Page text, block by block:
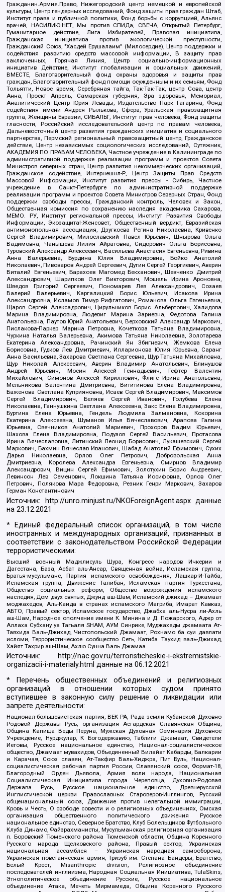
Гражданин.Армия.Право, Нижегородский центр немецкой и европейской
культуры, Центр гендерных исследований, Фонд защиты прав граждан Штаб,
Институт права и публичной политики, Фонд борьбы с коррупцией, Альянс
врачей, НАСИЛИЮ.НЕТ, Мы против СПИДа, СВЕЧА, Открытый Петербург,
Гуманитарное действие, Лига Избирателей, Правовая инициатива,
Гражданская инициатива против экологической преступности,
Гражданский Союз, "Хасдей Ерушалаим" (Милосердие), Центр поддержки и
содействия развитию средств массовой информации, В защиту прав
заключенных, Горячая Линия, Центр социально-информационных
инициатив Действие, Институт глобализации и социальных движений,
ВМЕСТЕ, Благотворительный фонд охраны здоровья и защиты прав
граждан, Благотворительный фонд помощи осужденным и их семьям, Фонд
Тольятти, Новое время, Серебряная тайга, Так-Так-Так, центр Сова, центр
Анна, Проект Апрель, Самарская губерния, Эра здоровья, Мемориал,
Аналитический Центр Юрия Левады, Издательство Парк Гагарина, Фонд
содействия имени Андрея Рылькова, Сфера, Уральская правозащитная
группа, Женщины Евразии, СИБАЛЬТ, Институт прав человека, Фонд защиты
гласности, Российский исследовательский центр по правам человека,
Дальневосточный центр развития гражданских инициатив и социального
партнерства, Пермский региональный правозащитный центр, Гражданское
действие, Центр независимых социологических исследований, Сутяжник,
АКАДЕМИЯ ПО ПРАВАМ ЧЕЛОВЕКА, Частное учреждение в Калининграде по
административной поддержке реализации программ и проектов Совета
Министров северных стран, Центр развития некоммерческих организаций,
Гражданское содействие, Интернешнл-Р, Центр Защиты Прав Средств
Массовой Информации, Институт развития прессы - Сибирь, Частное
учреждение в Санкт-Петербурге по административной поддержке
реализации программ и проектов Совета Министров Северных Стран, Фонд
поддержки свободы прессы, Гражданский контроль, Человек и Закон,
Общественная комиссия по сохранению наследия академика Сахарова,
МЕМО. РУ, Институт региональной прессы, Институт Развития Свободы
Информации, Экозащита!-Женсовет, Общественный вердикт, Евразийская
антимонопольная ассоциация, Дзугкоева Регина Николаевна, Кривенко
Сергей Владимирович, Милославский Павел Юрьевич, Шнырова Ольга
Вадимовна, Чанышева Лилия Айратовна, Сидорович Ольга Борисовна,
Туровский Александр Алексеевич, Васильева Анастасия Евгеньевна, Ривина
Анна Валерьевна, Бурдина Юлия Владимировна, Бойко Анатолий
Николаевич, Пивоваров Андрей Сергеевич, Дугин Сергей Георгиевич, Аверин
Виталий Евгеньевич, Барахоев Магомед Бекханович, Шевченко Дмитрий
Александрович, Шарипков Олег Викторович, Мошель Ирина Ароновна,
Шведов Григорий Сергеевич, Пономарев Лев Александрович, Созаев
Валерий Валерьевич, Каргалицкий Борис Юльевич, Исакова Ирина
Александровна, Исламов Тимур Рифгатович, Романова Ольга Евгеньевна,
Щаров Сергей Алексадрович, Цирульников Борис Альбертович, Халидова
Марина Владимировна, Людевиг Марина Зариевна, Федотова Галина
Анатольевна, Паутов Юрий Анатольевич, Верховский Александр Маркович,
Пислакова-Паркер Марина Петровна, Кочеткова Татьяна Владимировна,
Чуркина Наталья Валерьевна, Акимова Татьяна Николаевна, Золотарева
Екатерина Александровна, Рачинский Ян Збигневич, Жемкова Елена
Борисовна, Гудков Лев Дмитриевич, Илларионова Юлия Юрьевна, Саранг
Анна Васильевна, Захарова Светлана Сергеевна, Щур Татьяна Михайловна,
Щур Николай Алексеевич, Аверин Владимир Анатольевич, Блинушов
Андрей Юрьевич, Мосин Алексей Геннадьевич, Гефтер Валентин
Михайлович, Симонов Алексей Кириллович, Флиге Ирина Анатольевна,
Мельникова Валентина Дмитриевна, Вититинова Елена Владимировна,
Баженова Светлана Куприяновна, Исаев Сергей Владимирович, Максимов
Сергей Владимирович, Беляев Сергей Иванович, Голубева Елена
Николаевна, Ганнушкина Светлана Алексеевна, Закс Елена Владимировна,
Буртина Елена Юрьевна, Гендель Людмила Залмановна, Кокорина
Екатерина Алексеевна, Шуманов Илья Вячеславович, Арапова Галина
Юрьевна, Свечников Анатолий Мариевич, Прохоров Вадим Юрьевич,
Шахова Елена Владимировна, Подузов Сергей Васильевич, Протасова
Ирина Вячеславовна, Литинский Леонид Борисович, Лукашевский Сергей
Маркович, Бахмин Вячеслав Иванович, Шабад Анатолий Ефимович, Сухих
Дарья Николаевна, Орлов Олег Петрович, Добровольская Анна
Дмитриевна, Королева Александра Евгеньевна, Смирнов Владимир
Александрович, Вицин Сергей Ефимович, Золотухин Борис Андреевич,
Левинсон Лев Семенович, Локшина Татьяна Иосифовна, Орлов Олег
Петрович, Полякова Мара Федоровна, Резник Генри Маркович, Захаров
Герман Константинович
Источник: http://unro.minjust.ru/NKOForeignAgent.aspxданные
на23.12.2021
* Единый федеральный список организаций, в том числе
иностранных и международных организаций, признанных в
соответствии с законодательством Российской Федерации
террористическими:
Высший военный Маджлисуль Шура, Конгресс народов Ичкерии и
Дагестана, База, Асбат аль-Ансар, Священная война, Исламская группа,
Братья-мусульмане, Партия исламского освобождения, Лашкар-И-Тайба,
Исламская группа, Движение Талибан, Исламская партия Туркестана,
Общество социальных реформ, Общество возрождения исламского
наследия, Дом двух святых, Джунд аш-Шам, Исламский джихад – Джамаат
моджахедов, Аль-Каида в странах исламского Магриба, Имарат Кавказ,
АБТО, Правый сектор, Исламское государство, Джабха аль-Нусра ли-Ахль
аш-Шам, Народное ополчение имени К. Минина и Д. Пожарского, Аджр от
Аллаха Субхану уа Тагьаля SHAM, АУМ Синрике, Муджахеды джамаата Ат-
Тавхида Валь-Джихад, Чистопольский Джамаат, Рохнамо ба суи давлати
исломи, Террористическое сообщество Сеть, Катиба Таухид валь-Джихад,
Хайят Тахрир аш-Шам, Ахлю Сунна Валь Джамаа
Источник:
http://nac.gov.ru/terroristicheskie-i-ekstremistskie-
organizacii-i-materialy.html данные на06.12.2021
* Перечень общественных объединений и религиозных
организаций в отношении которых судом принято
вступившее в законную силу решение о ликвидации или
запрете деятельности:
Национал-большевистская партия, ВЕК РА, Рада земли Кубанской Духовно
Родовой Державы Русь, организация Асгардская Славянская Община,
Община Капища Веды Перуна, Мужская Духовная Семинария Духовное
Учреждение, Нурджулар, К Богодержавию, Таблиги Джамаат, Свидетели
Иеговы, Русское национальное единство, Национал-социалистическое
общество, Джамаат мувахидов, Объединенный Вилайат Кабарды, Балкарии
и Карачая, Союз славян, Ат-Такфир Валь-Хиджра, Пит Буль, Национал-
социалистическая рабочая партия России, Славянский союз, Формат-18,
Благородный Орден Дьявола, Армия воли народа, Национальная
Социалистическая Инициатива города Череповца, Духовно-Родовая
Держава Русь, Русское национальное единство, Древнерусской
Инглистической церкви Православных Староверов-Инглингов, Русский
общенациональный союз, Движение против нелегальной иммиграции,
Кровь и Честь, О свободе совести и о религиозных объединениях, Омская
организация общественного политического движения Русское
национальное единство, Северное Братство, Клуб Болельщиков Футбольного
Клуба Динамо, Файзрахманисты, Мусульманская религиозная организация
п. Боровский Тюменского района Тюменской области, Община Коренного
Русского народа Щелковского района, Правый сектор, Украинская
национальная ассамблея – Украинская народная самооборона,
Украинская повстанческая армия, Тризуб им. Степана Бандеры, Братство,
Белый Крест, Misanthropic division, Религиозное объединение
последователей инглиизма, Народная Социальная Инициатива, TulaSkins,
Этнополитическое объединение Русские, Русское национальное
объединение Атака, Мечеть Мирмамеда, Община Коренного Русского